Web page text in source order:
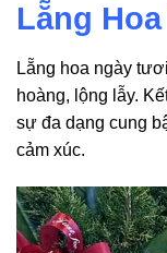
Lẵng
Lẵng hoa ngày
hoàng, lộng lẫy.
sự đa dạng cung
cảm xúc.